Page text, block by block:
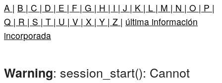
A | B | C | D | E | F | G | H | I | J | K | L | M | N | O | P |
Q | R | S | T | U | V | X | Y | Z | última información
incorporada
Warning: session_start(): Cannot